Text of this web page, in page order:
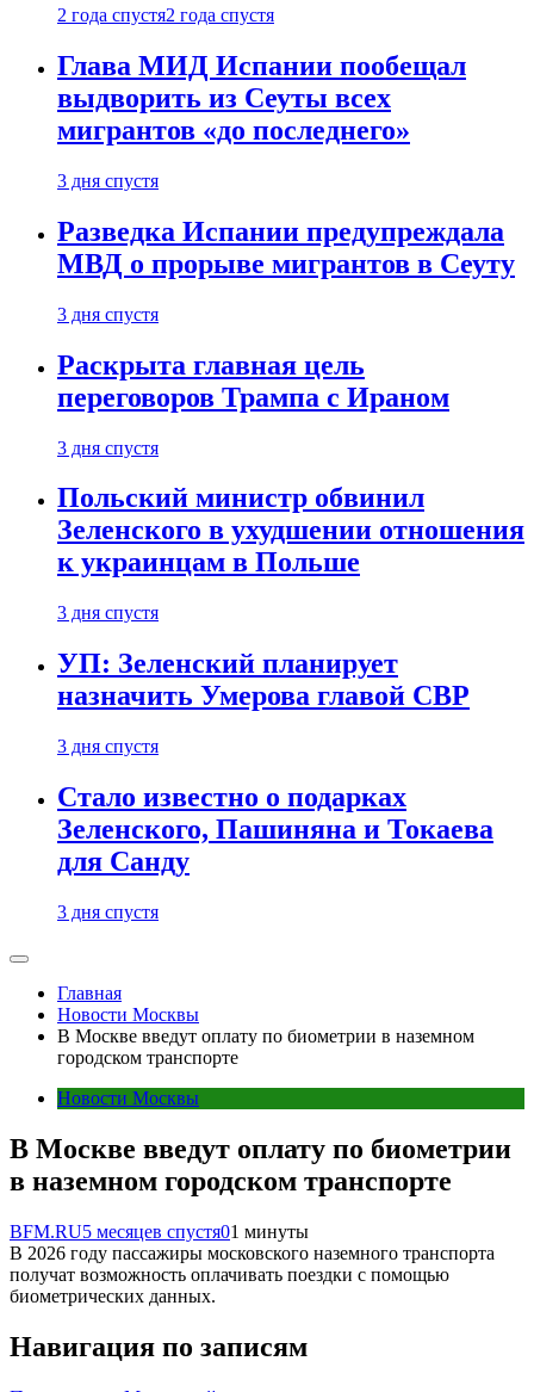
2 года спустя2 года спустя
Глава МИД Испании пообещал
выдворить из Сеуты всех
мигрантов «до последнего»
3 дня спустя
Разведка Испании предупреждала
МВД о прорыве мигрантов в Сеуту
3 дня спустя
Раскрыта главная цель
переговоров Трампа с Ираном
3 дня спустя
Польский министр обвинил
Зеленского в ухудшении отношения
к украинцам в Польше
3 дня спустя
УП: Зеленский планирует
назначить Умерова главой СВР
3 дня спустя
Стало известно о подарках
Зеленского, Пашиняна и Токаева
для Санду
3 дня спустя
Главная
Новости Москвы
В Москве введут оплату по биометрии в наземном
городском транспорте
Новости Москвы
В Москве введут оплату по биометрии
в наземном городском транспорте
BFM.RU5 месяцев спустя01 минуты
В 2026 году пассажиры московского наземного транспорта
получат возможность оплачивать поездки с помощью
биометрических данных.
Навигация по записям